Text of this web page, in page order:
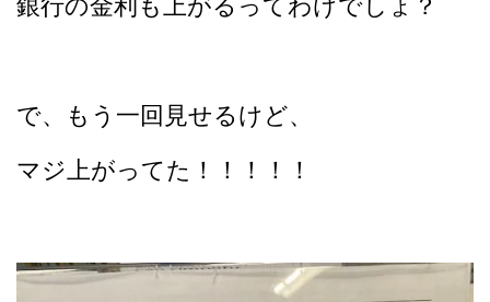
で、もう一回見せるけど、
マジ上がってた！！！！！